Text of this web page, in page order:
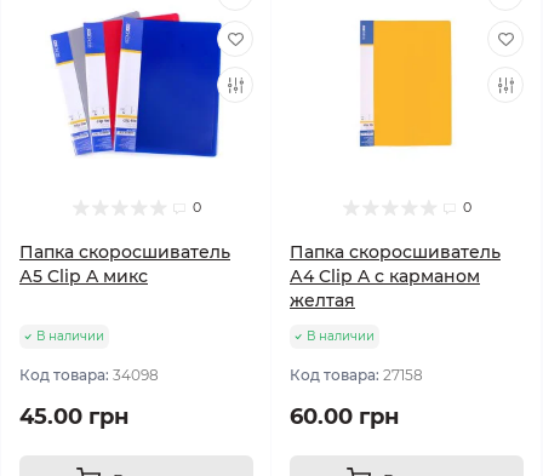
0
Папка скоросшиватель
А5 Clip A микс
В наличии
Код товара: 34098
45.00 грн
0
Папка скоросшиватель
А4 Clip A с карманом
желтая
В наличии
Код товара: 27158
60.00 грн